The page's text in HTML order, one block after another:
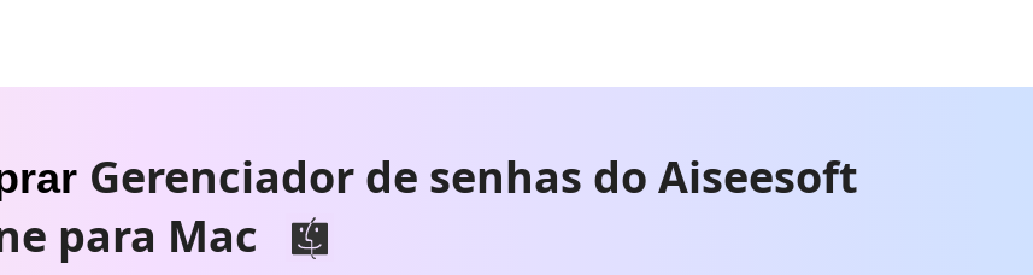
Gerenciador de senhas do Aiseesoft
para Mac